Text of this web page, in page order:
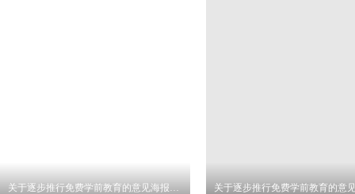
关于逐步推行免费学前教育的意见海报设计